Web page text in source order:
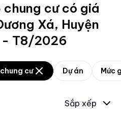
cư có giá
Xá, Huyện
- T8/2026
cư Dự án Mức
Sắp xếp